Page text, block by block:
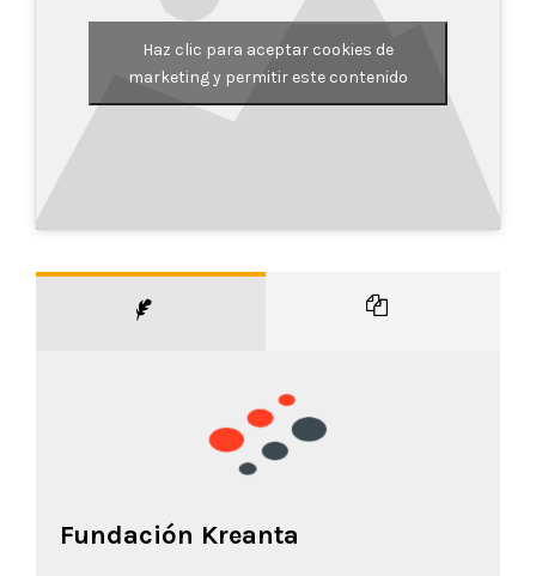
Haz clic para aceptar cookies de
marketing y permitir este contenido
Fundación Kreanta